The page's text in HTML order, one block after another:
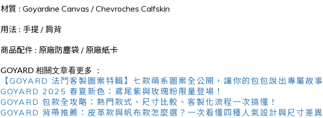
材質 : Goyardine Canvas / Chevroches Calfskin
用法: 手提 / 肩背
商品配件: 原廠防塵袋 / 原廠紙卡
GOYARD 相關文章看更多 ：
【GOYARD 法鬥客製圖案特輯】七款萌系圖案全公開，讓你的包包說出專屬故事
GOYARD 2025 春夏新色：鳶尾紫與玫瑰粉限量登場！
GOYARD 包款全攻略：熱門款式、尺寸比較、客製化流程一次搞懂！
GOYARD 背帶推薦：皮革款與帆布款怎麼選？一次看懂四種人氣設計與尺寸差異